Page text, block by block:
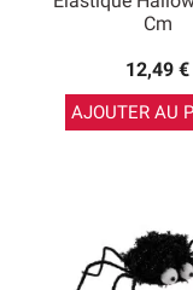
Cm
12,49 €
AJOUTER AU